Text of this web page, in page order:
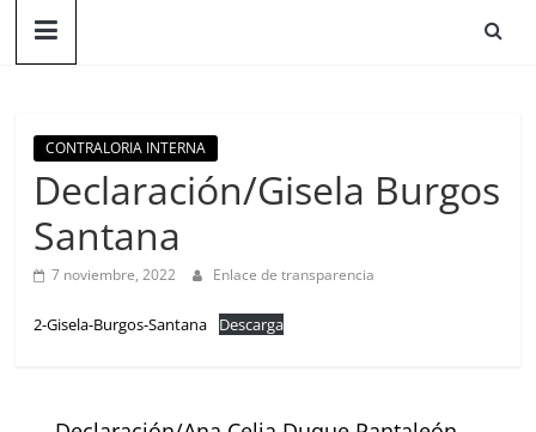
CONTRALORIA INTERNA
Declaración/Gisela Burgos
Santana
7 noviembre, 2022 Enlace de transparencia
2-Gisela-Burgos-Santana Descarga